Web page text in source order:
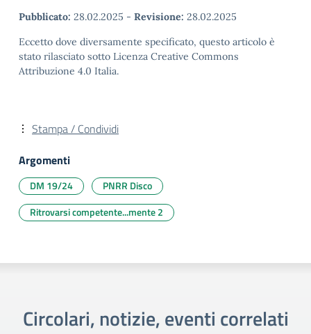
Pubblicato: 28.02.2025 - Revisione: 28.02.2025
Eccetto dove diversamente specificato, questo articolo è
stato rilasciato sotto Licenza Creative Commons
Attribuzione 4.0 Italia.
Stampa / Condividi
Argomenti
DM 19/24
PNRR Disco
Ritrovarsi competente...mente 2
Circolari, notizie, eventi correlati